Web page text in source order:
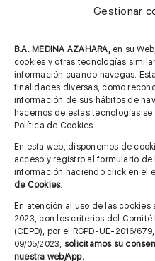
Gestionar
B.A. MEDINA AZAHARA, en su
cookies y otras tecnologías
información cuando navegas.
finalidades diversas, como
información de sus hábitos de
hacemos de estas tecnologías
Política de Cookies.
En esta web, disponemos de
acceso y registro al formulario
información haciendo click en el
de Cookies.
En atención al uso de las
2023, con los criterios del
(CEPD), por el RGPD-UE-2016/
09/05/2023, solicitamos su
nuestra web/App.
685 901 226
MÁS INFORMACIÓN
Aviso legal
Política de privacidad
Cita previa FAGA